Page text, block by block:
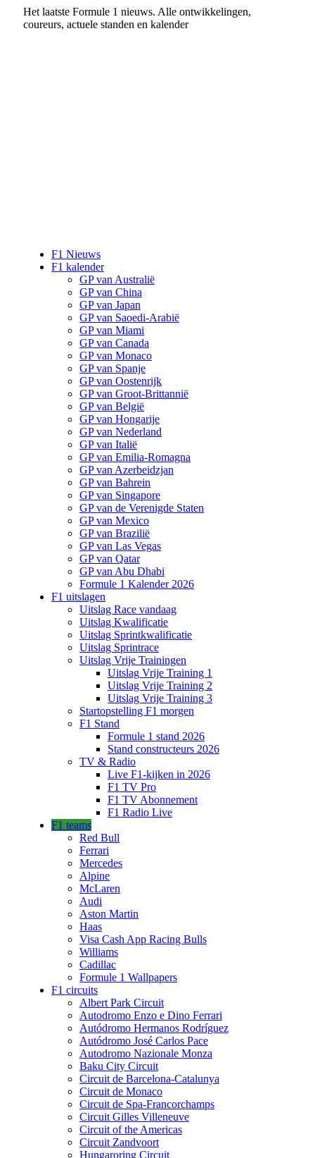
Het laatste Formule 1 nieuws. Alle ontwikkelingen,
coureurs, actuele standen en kalender
F1 Nieuws
F1 kalender
GP van Australië
GP van China
GP van Japan
GP van Saoedi-Arabië
GP van Miami
GP van Canada
GP van Monaco
GP van Spanje
GP van Oostenrijk
GP van Groot-Brittannië
GP van België
GP van Hongarije
GP van Nederland
GP van Italië
GP van Emilia-Romagna
GP van Azerbeidzjan
GP van Bahrein
GP van Singapore
GP van de Verenigde Staten
GP van Mexico
GP van Brazilië
GP van Las Vegas
GP van Qatar
GP van Abu Dhabi
Formule 1 Kalender 2026
F1 uitslagen
Uitslag Race vandaag
Uitslag Kwalificatie
Uitslag Sprintkwalificatie
Uitslag Sprintrace
Uitslag Vrije Trainingen
Uitslag Vrije Training 1
Uitslag Vrije Training 2
Uitslag Vrije Training 3
Startopstelling F1 morgen
F1 Stand
Formule 1 stand 2026
Stand constructeurs 2026
TV & Radio
Live F1-kijken in 2026
F1 TV Pro
F1 TV Abonnement
F1 Radio Live
F1 teams
Red Bull
Ferrari
Mercedes
Alpine
McLaren
Audi
Aston Martin
Haas
Visa Cash App Racing Bulls
Williams
Cadillac
Formule 1 Wallpapers
F1 circuits
Albert Park Circuit
Autodromo Enzo e Dino Ferrari
Autódromo Hermanos Rodríguez
Autódromo José Carlos Pace
Autodromo Nazionale Monza
Baku City Circuit
Circuit de Barcelona-Catalunya
Circuit de Monaco
Circuit de Spa-Francorchamps
Circuit Gilles Villeneuve
Circuit of the Americas
Circuit Zandvoort
Hungaroring Circuit